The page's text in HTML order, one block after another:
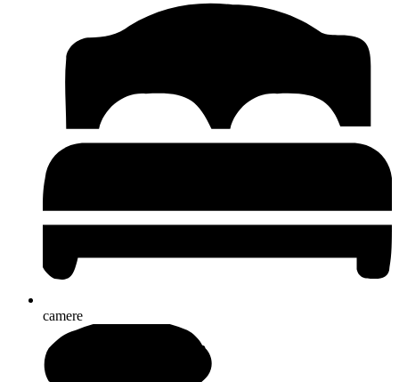
camere